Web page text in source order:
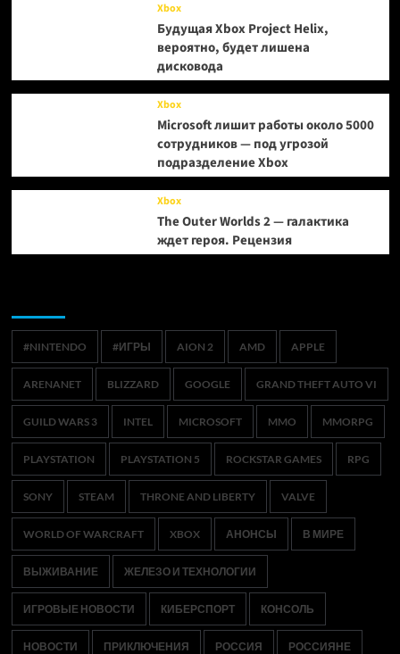
Xbox
Будущая Xbox Project Helix,
вероятно, будет лишена
дисковода
Xbox
Microsoft лишит работы около 5000
сотрудников — под угрозой
подразделение Xbox
Xbox
The Outer Worlds 2 — галактика
ждет героя. Рецензия
#NINTENDO #ИГРЫ AION 2 AMD APPLE
ARENANET BLIZZARD GOOGLE GRAND THEFT AUTO VI
GUILD WARS 3 INTEL MICROSOFT MMO MMORPG
PLAYSTATION PLAYSTATION 5 ROCKSTAR GAMES RPG
SONY STEAM THRONE AND LIBERTY VALVE
WORLD OF WARCRAFT XBOX АНОНСЫ В МИРЕ
ВЫЖИВАНИЕ ЖЕЛЕЗО И ТЕХНОЛОГИИ
ИГРОВЫЕ НОВОСТИ КИБЕРСПОРТ КОНСОЛЬ
НОВОСТИ ПРИКЛЮЧЕНИЯ РОССИЯ РОССИЯНЕ